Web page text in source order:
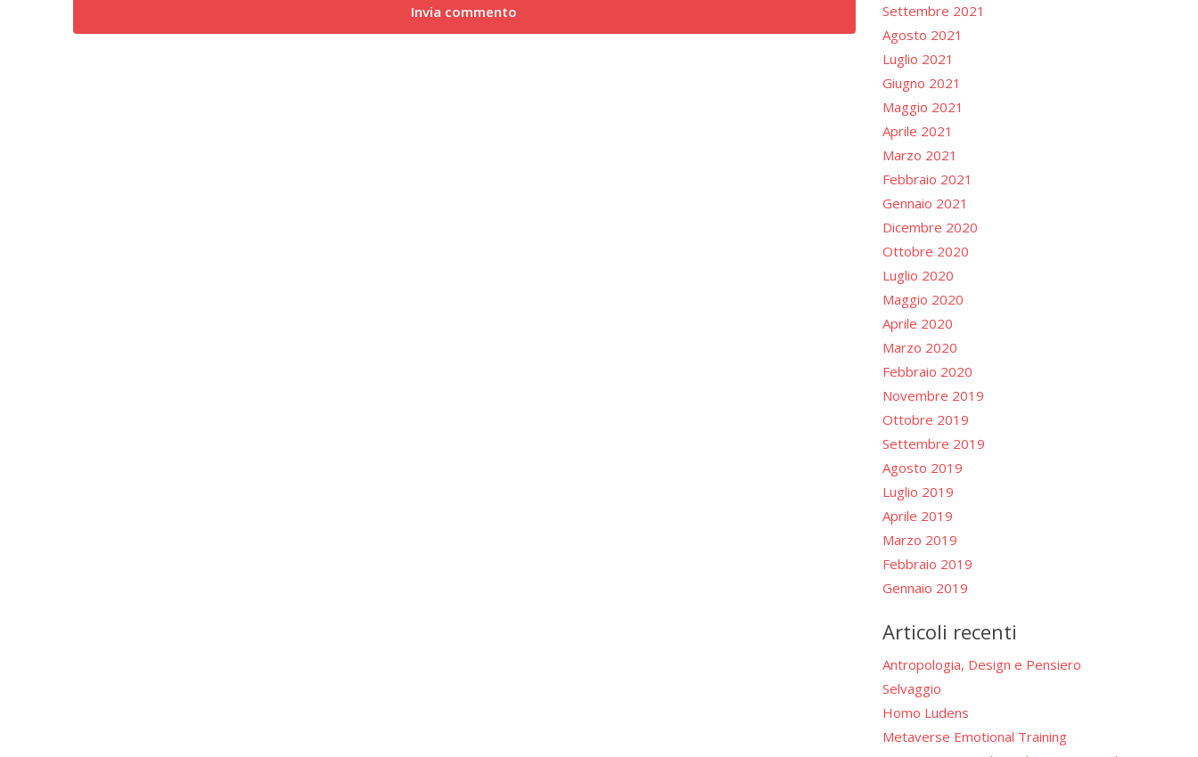
Settembre 2021
Agosto 2021
Luglio 2021
Giugno 2021
Maggio 2021
Aprile 2021
Marzo 2021
Febbraio 2021
Gennaio 2021
Dicembre 2020
Ottobre 2020
Luglio 2020
Maggio 2020
Aprile 2020
Marzo 2020
Febbraio 2020
Novembre 2019
Ottobre 2019
Settembre 2019
Agosto 2019
Luglio 2019
Aprile 2019
Marzo 2019
Febbraio 2019
Gennaio 2019
Articoli recenti
Antropologia, Design e Pensiero
Selvaggio
Homo Ludens
Metaverse Emotional Training